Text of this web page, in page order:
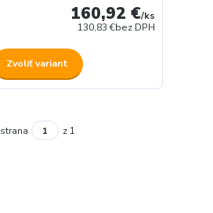
160,92 €/ks
130,83 €bez DPH
Zvoliť variant
strana z 1